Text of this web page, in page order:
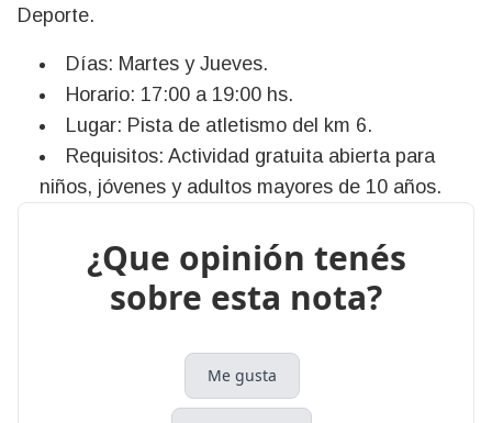
Deporte.
Días: Martes y Jueves.
Horario: 17:00 a 19:00 hs.
Lugar: Pista de atletismo del km 6.
Requisitos: Actividad gratuita abierta para
niños, jóvenes y adultos mayores de 10 años.
¿Que opinión tenés
sobre esta nota?
Me gusta